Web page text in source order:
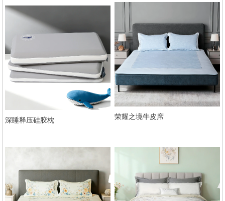
深睡释压硅胶枕 荣耀之境牛皮席